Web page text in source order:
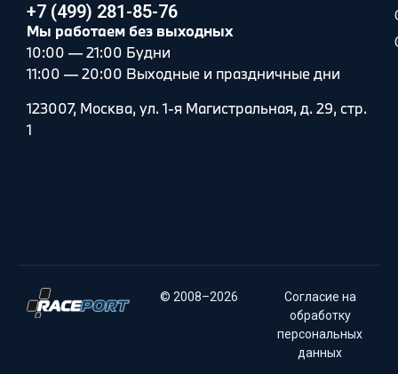
+7 (499) 281-85-76
Мы работаем без выходных
10:00 — 21:00 Будни
11:00 — 20:00 Выходные и праздничные дни
123007, Москва, ул. 1-я Магистральная, д. 29, стр.
1
© 2008–2026
Согласие на
обработку
персональных
данных